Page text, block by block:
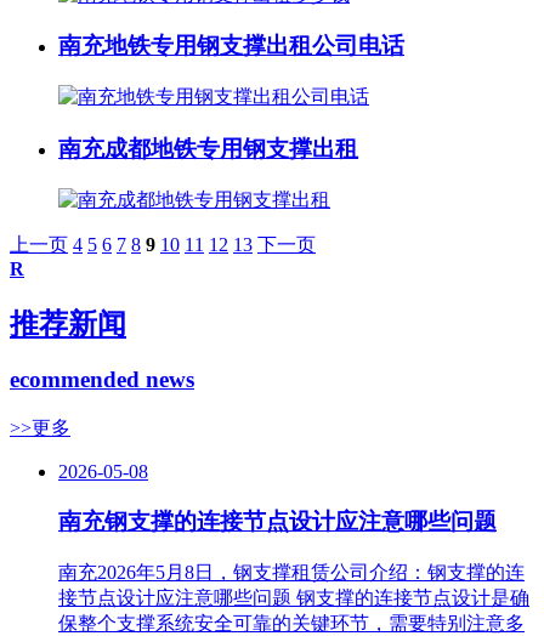
南充地铁专用钢支撑出租公司电话
南充成都地铁专用钢支撑出租
上一页 4 5 6 7 8 9 10 11 12 13 下一页
R
推荐新闻
ecommended news
>>更多
2026-05-08
南充钢支撑的连接节点设计应注意哪些问题
南充2026年5月8日，钢支撑租赁公司介绍：钢支撑的连
接节点设计应注意哪些问题 钢支撑的连接节点设计是确
保整个支撑系统安全可靠的关键环节，需要特别注意多